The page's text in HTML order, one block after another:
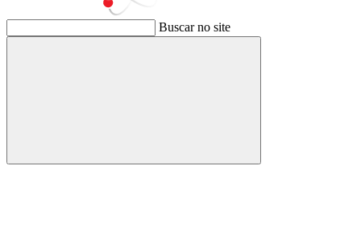
Buscar no site
Buscar